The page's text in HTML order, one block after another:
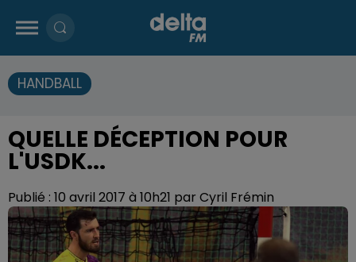
HANDBALL
QUELLE DÉCEPTION POUR
L'USDK...
Publié : 10 avril 2017 à 10h21 par Cyril Frémin